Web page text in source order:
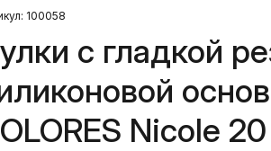
100058
с гладкой
Nicole